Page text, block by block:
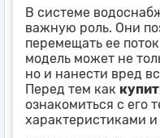
В системе
важную роль. Они
перемещать ее
модель может не
но и нанести вред
Перед тем как
ознакомиться с его
характеристиками